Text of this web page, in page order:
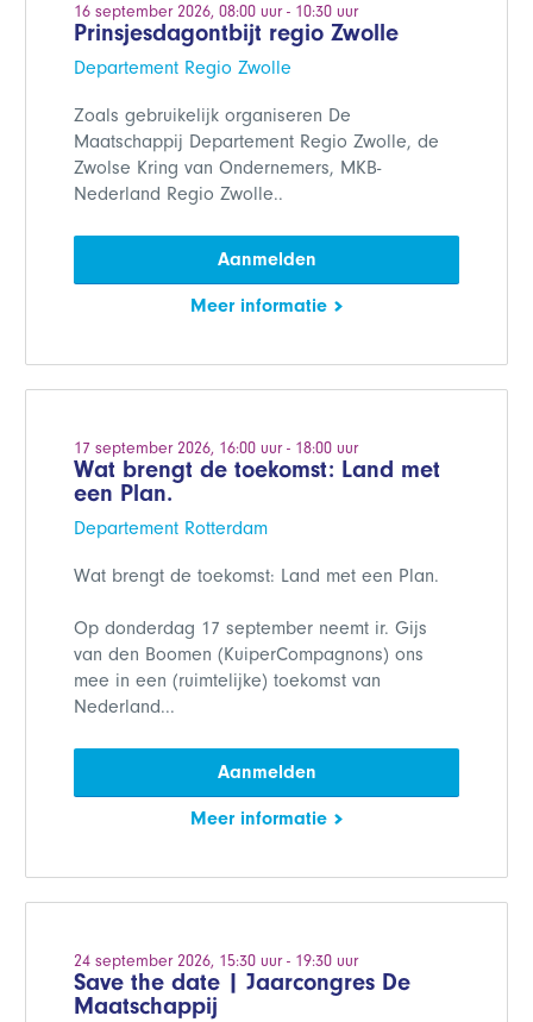
16 september 2026, 08:00 uur - 10:30 uur
Prinsjesdagontbijt regio Zwolle
Departement Regio Zwolle
Zoals gebruikelijk organiseren De
Maatschappij Departement Regio Zwolle, de
Zwolse Kring van Ondernemers, MKB-
Nederland Regio Zwolle..
Aanmelden
Meer informatie
17 september 2026, 16:00 uur - 18:00 uur
Wat brengt de toekomst: Land met
een Plan.
Departement Rotterdam
Wat brengt de toekomst: Land met een Plan.
Op donderdag 17 september neemt ir. Gijs
van den Boomen (KuiperCompagnons) ons
mee in een (ruimtelijke) toekomst van
Nederland...
Aanmelden
Meer informatie
24 september 2026, 15:30 uur - 19:30 uur
Save the date | Jaarcongres De
Maatschappij